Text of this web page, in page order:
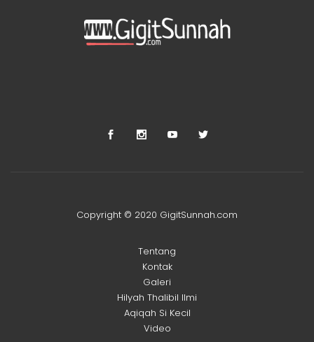
Copyright © 2020 GigitSunnah.com
Tentang
Kontak
Galeri
Hilyah Thalibil Ilmi
Aqiqah Si Kecil
Video